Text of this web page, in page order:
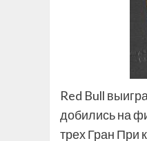
Red Bull
добились на
трех Гран При